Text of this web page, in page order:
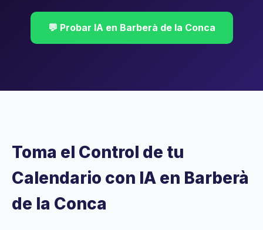
💬 Probar IA en Barberà de la Conca
Toma el Control de tu
Calendario con IA en Barberà
de la Conca